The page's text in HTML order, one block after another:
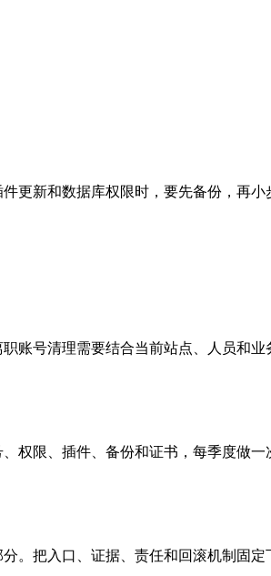
件更新和数据库权限时，要先备份，再
账号清理需要结合当前站点、人员和
权限、插件、备份和证书，每季度做
。把入口、证据、责任和回滚机制固定